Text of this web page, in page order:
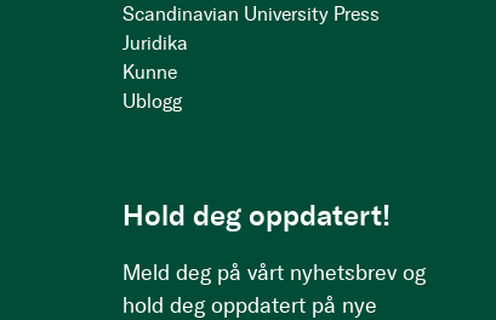
Scandinavian University Press
Juridika
Kunne
Ublogg
Hold deg oppdatert!
Meld deg på vårt nyhetsbrev og
hold deg oppdatert på nye